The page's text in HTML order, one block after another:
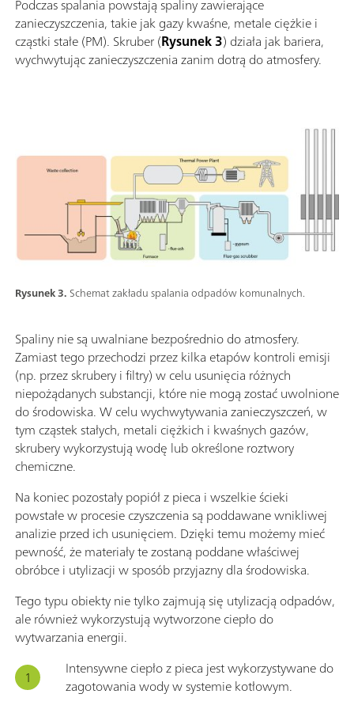
Podczas spalania powstają spaliny zawierające
zanieczyszczenia, takie jak gazy kwaśne, metale ciężkie i
cząstki stałe (PM). Skruber (Rysunek 3) działa jak bariera,
wychwytując zanieczyszczenia zanim dotrą do atmosfery.
Rysunek 3.Schemat zakładu spalania odpadów komunalnych.
Spaliny nie są uwalniane bezpośrednio do atmosfery.
Zamiast tego przechodzi przez kilka etapów kontroli emisji
(np. przez skrubery i filtry) w celu usunięcia różnych
niepożądanych substancji, które nie mogą zostać uwolnione
do środowiska. W celu wychwytywania zanieczyszczeń, w
tym cząstek stałych, metali ciężkich i kwaśnych gazów,
skrubery wykorzystują wodę lub określone roztwory
chemiczne.
Na koniec pozostały popiół z pieca i wszelkie ścieki
powstałe w procesie czyszczenia są poddawane wnikliwej
analizie przed ich usunięciem. Dzięki temu możemy mieć
pewność, że materiały te zostaną poddane właściwej
obróbce i utylizacji w sposób przyjazny dla środowiska.
Tego typu obiekty nie tylko zajmują się utylizacją odpadów,
ale również wykorzystują wytworzone ciepło do
wytwarzania energii.
Intensywne ciepło z pieca jest wykorzystywane do
zagotowania wody w systemie kotłowym.